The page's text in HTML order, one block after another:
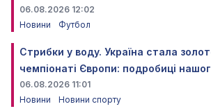
06.08.2026 12:02
Новини
Футбол
Стрибки у воду. Україна стала
чемпіонаті Європи: подробиці
06.08.2026 11:01
Новини
Новини спорту